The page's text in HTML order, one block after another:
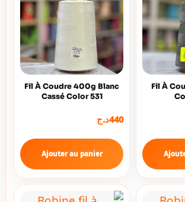
Fil À
Fil À Coudre 400g Blanc
Cassé Color 531
440د.ج
Ajouter au panier